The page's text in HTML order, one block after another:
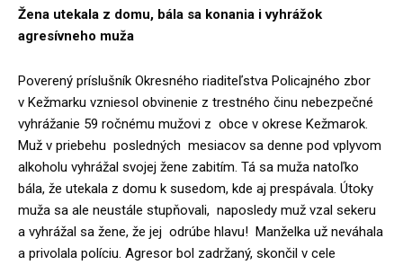
Žena utekala z domu, bála sa konania i vyhrážok
agresívneho muža
Poverený príslušník Okresného riaditeľstva Policajného zbor
v Kežmarku vzniesol obvinenie z trestného činu nebezpečné
vyhrážanie 59 ročnému mužovi z obce v okrese Kežmarok.
Muž v priebehu posledných mesiacov sa denne pod vplyvom
alkoholu vyhrážal svojej žene zabitím. Tá sa muža natoľko
bála, že utekala z domu k susedom, kde aj prespávala. Útoky
muža sa ale neustále stupňovali, naposledy muž vzal sekeru
a vyhrážal sa žene, že jej odrúbe hlavu! Manželka už neváhala
a privolala políciu. Agresor bol zadržaný, skončil v cele